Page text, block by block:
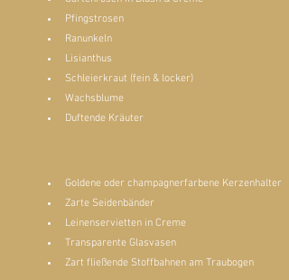
Pfingstrosen
Ranunkeln
Lisianthus
Schleierkraut (fein & locker)
Wachsblume
Duftende Kräuter
Goldene oder champagnerfarbene Kerzenhalter
Zarte Seidenbänder
Leinenservietten in Creme
Transparente Glasvasen
Zart fließende Stoffbahnen am Traubogen